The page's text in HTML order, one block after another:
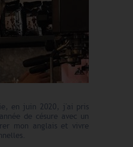
en juin 2020, j'ai pris
de césure avec un
mon anglais et vivre